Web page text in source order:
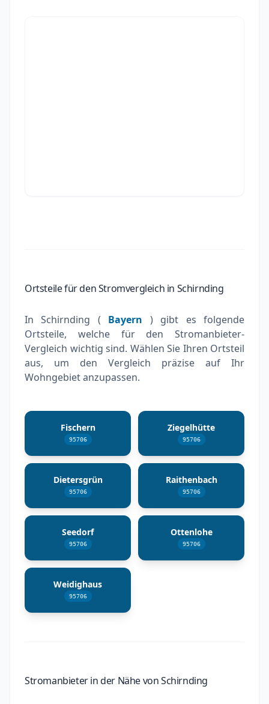
Ortsteile für den Stromvergleich in Schirnding
In Schirnding ( Bayern ) gibt es folgende
Ortsteile, welche für den Stromanbieter-
Vergleich wichtig sind. Wählen Sie Ihren Ortsteil
aus, um den Vergleich präzise auf Ihr
Wohngebiet anzupassen.
Fischern
95706
Ziegelhütte
95706
Dietersgrün
95706
Raithenbach
95706
Seedorf
95706
Ottenlohe
95706
Weidighaus
95706
Stromanbieter in der Nähe von Schirnding